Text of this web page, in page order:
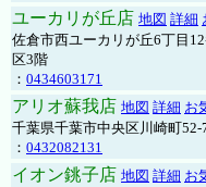
ユーカリが丘店 地図 詳細
佐倉市西ユーカリが丘6丁
区3階
： 0434603171
アリオ蘇我店 地図 詳細 お
千葉県千葉市中央区川崎町
： 0432082131
イオン銚子店 地図 詳細 お